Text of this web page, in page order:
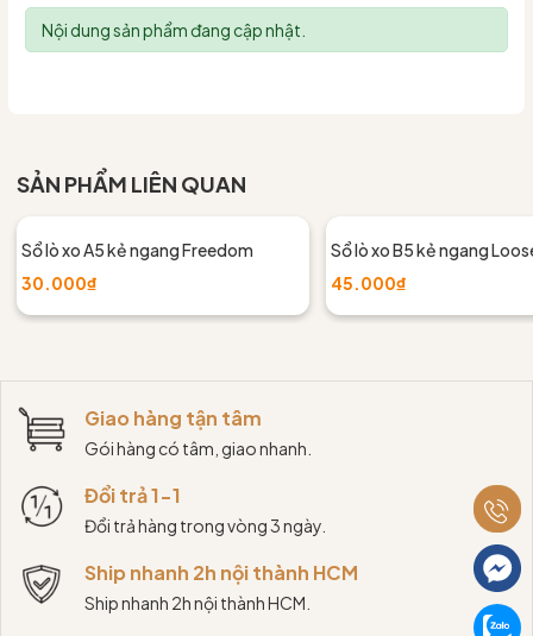
Nội dung sản phẩm đang cập nhật.
SẢN PHẨM LIÊN QUAN
Sổ lò xo A5 kẻ ngang Freedom
30.000₫
Sổ lò xo B5 kẻ ngang
45.000₫
Giao hàng tận tâm
Gói hàng có tâm, giao nhanh.
Đổi trả 1-1
Đổi trả hàng trong vòng 3 ngày.
Ship nhanh 2h nội thành HCM
Ship nhanh 2h nội thành HCM.